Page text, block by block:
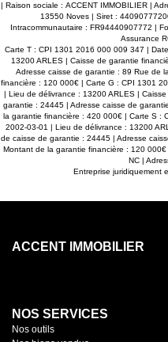
| Raison sociale : ACCENT IMMOBILIER |
13550 Noves | Siret :
Intracommunautaire : FR94440907772 |
Assurance
Carte T : CPI 1301 2016 000 009 347 |
13200 ARLES | Caisse de garantie
Adresse caisse de garantie : 89 Rue de
financière : 120 000€ | Carte G : CPI 1301
| Lieu de délivrance : 13200 ARLES |
garantie : 24445 | Adresse caisse de
la garantie financière : 420 000€ | Carte S :
2002-03-01 | Lieu de délivrance : 13200
de caisse de garantie : 24445 | Adresse
Montant de la garantie financière : 120
NC |
Entreprise juridiquement
ACCENT IMMOBILIER
NOS SERVICES
Nos outils